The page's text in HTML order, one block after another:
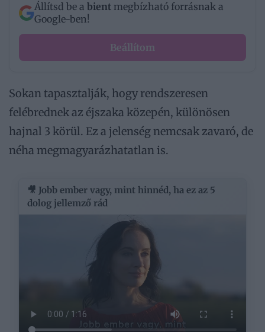
Állítsd be a bient megbízható forrásnak a
Google-ben!
Beállítom
Sokan tapasztalják, hogy rendszeresen
felébrednek az éjszaka közepén, különösen
hajnal 3 körül. Ez a jelenség nemcsak zavaró, de
néha megmagyarázhatatlan is.
🎥 Jobb ember vagy, mint hinnéd, ha ez az 5
dolog jellemző rád